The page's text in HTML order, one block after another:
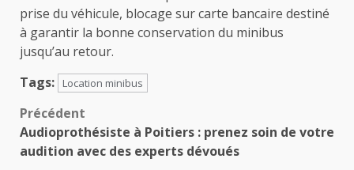
prise du véhicule, blocage sur carte bancaire destiné
à garantir la bonne conservation du minibus
jusqu’au retour.
Tags:
Location minibus
Navigation
d’article
Précédent
Audioprothésiste à Poitiers : prenez soin de votre
audition avec des experts dévoués